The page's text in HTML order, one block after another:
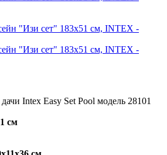
Intex Easy Set Pool модель 28101
см